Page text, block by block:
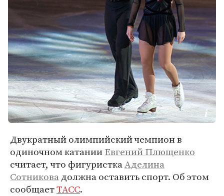
Двукратный олимпийский чемпион в
одиночном катанииЕвгений Плющенко
считает, что фигуристкаАделина
Сотниковадолжна оставить спорт. Об этом
сообщаетТАСС.